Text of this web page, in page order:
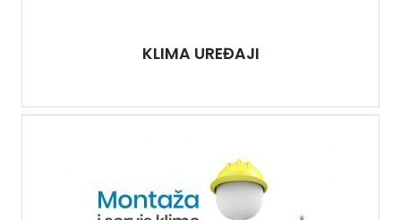
KLIMA UREĐAJI